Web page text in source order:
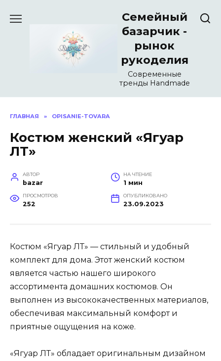
Семейный
базарчик -
рынок
рукоделия
Современные
тренды Handmade
ГЛАВНАЯ » OPISANIE-TOVARA
Костюм женский «Ягуар
ЛТ»
АВТОР
bazar
НА ЧТЕНИЕ
1 мин
ПРОСМОТРОВ
252
ОПУБЛИКОВАНО
23.09.2023
Костюм «Ягуар ЛТ» — стильный и удобный
комплект для дома. Этот женский костюм
является частью нашего широкого
ассортимента домашних костюмов. Он
выполнен из высококачественных материалов,
обеспечивая максимальный комфорт и
приятные ощущения на коже.
«Ягуар ЛТ» обладает оригинальным дизайном